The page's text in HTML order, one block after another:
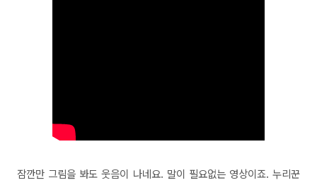
잠깐만 그림을 봐도 웃음이 나네요. 말이 필요없는 영상이죠. 누리꾼